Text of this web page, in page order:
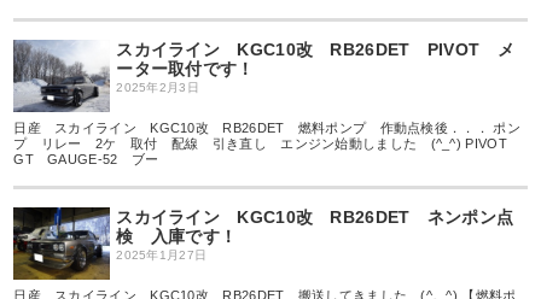
スカイライン KGC10改 RB26DET PIVOT メ
ーター取付です！
2025年2月3日
日産 スカイライン KGC10改 RB26DET 燃料ポンプ 作動点検後．．． ポン
プ リレー 2ケ 取付 配線 引き直し エンジン始動しました (^_^) PIVOT
GT GAUGE-52 ブー
スカイライン KGC10改 RB26DET ネンポン点
検 入庫です！
2025年1月27日
日産 スカイライン KGC10改 RB26DET 搬送してきました (^。^) 【燃料ポ